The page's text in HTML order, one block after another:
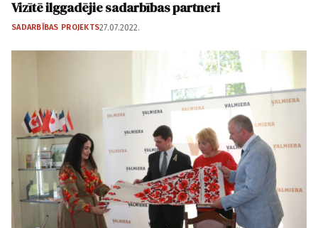
Vizītē ilggadējie sadarbības partneri
SADARBĪBAS PROJEKTS27.07.2022.